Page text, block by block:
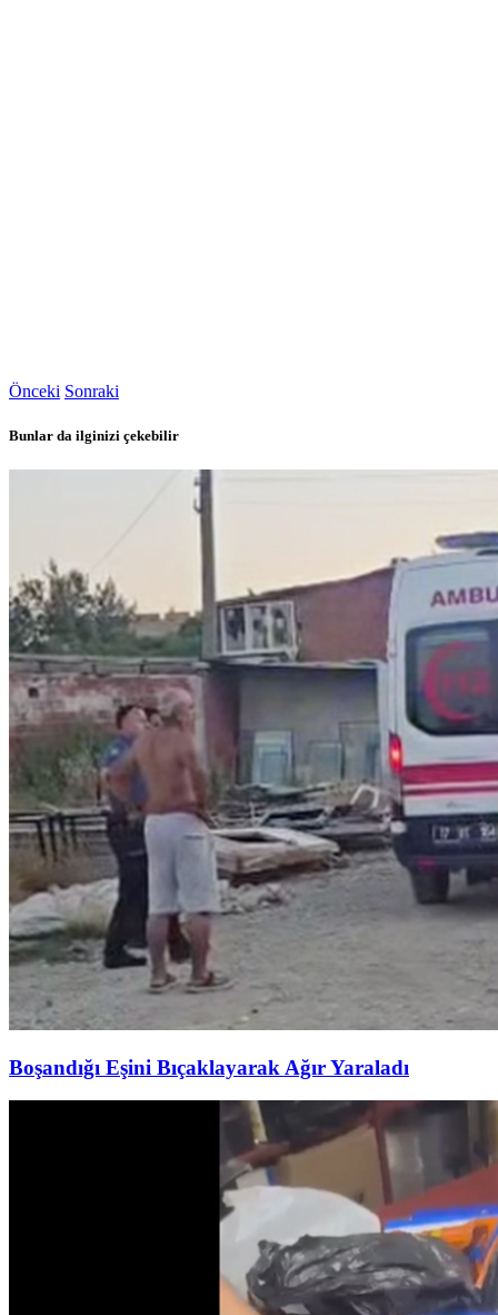
Önceki Sonraki
Bunlar da ilginizi çekebilir
Boşandığı Eşini Bıçaklayarak Ağır Yaraladı